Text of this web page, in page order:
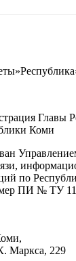
Главы
Коми
по
ПИ № ТУ
Маркса, 229